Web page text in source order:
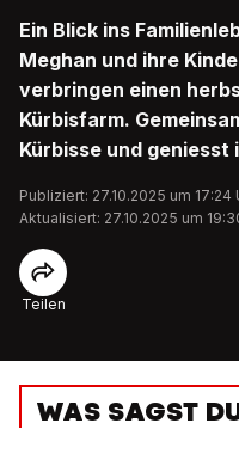
Ein Blick ins
Meghan und ihre
verbringen einen
Kürbisfarm.
Kürbisse und geniesst
Publiziert: 27.10.2025 um 17:24
Aktualisiert: 27.10.2025 um
Teilen
WAS SAGST